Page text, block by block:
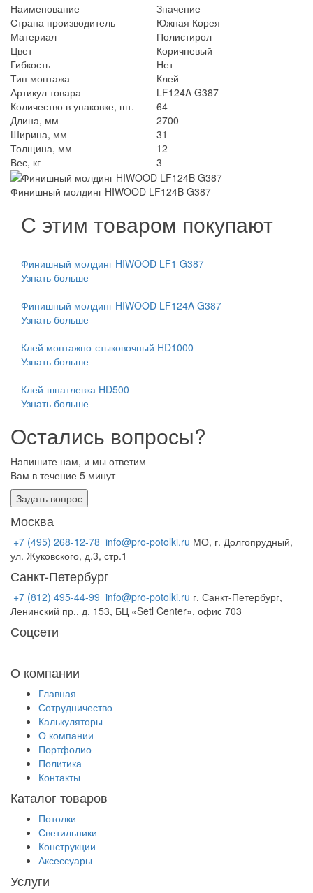
Наименование
Значение
Страна производитель
Южная Корея
Материал
Полистирол
Цвет
Коричневый
Гибкость
Нет
Тип монтажа
Клей
Артикул товара
LF124A G387
Количество в упаковке, шт.
64
Длина, мм
2700
Ширина, мм
31
Толщина, мм
12
Вес, кг
3
Финишный молдинг HIWOOD LF124B G387
С этим товаром покупают
Финишный молдинг HIWOOD LF1 G387
Узнать больше
Финишный молдинг HIWOOD LF124A G387
Узнать больше
Клей монтажно-стыковочный HD1000
Узнать больше
Клей-шпатлевка HD500
Узнать больше
Остались вопросы?
Напишите нам, и мы ответим
Вам в течение 5 минут
Задать вопрос
Москва
+7 (495) 268-12-78 info@pro-potolki.ru МО, г. Долгопрудный,
ул. Жуковского, д.3, стр.1
Санкт-Петербург
+7 (812) 495-44-99 info@pro-potolki.ru г. Санкт-Петербург,
Ленинский пр., д. 153, БЦ «Setl Center», офис 703
Соцсети
О компании
Главная
Сотрудничество
Калькуляторы
О компании
Портфолио
Политика
Контакты
Каталог товаров
Потолки
Светильники
Конструкции
Аксессуары
Услуги
Получить расчёт